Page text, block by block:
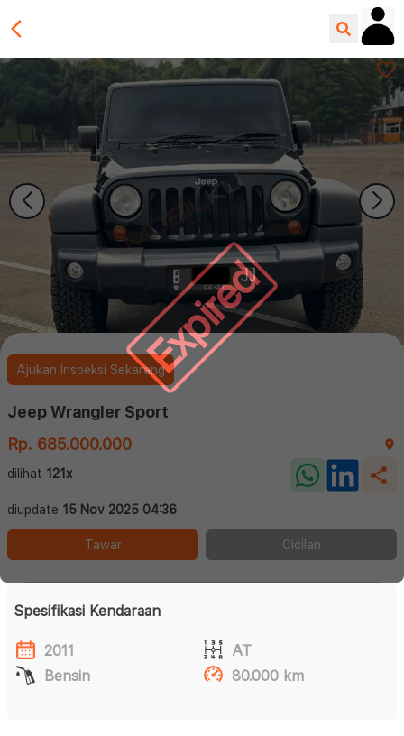
Expired
Ajukan Inspeksi Sekarang
Jeep Wrangler Sport
Rp. 685.000.000
dilihat 121x
diupdate 15 Nov 2025 04:36
Tawar Cicilan
Spesifikasi Kendaraan
2011
AT
Bensin
80.000 km